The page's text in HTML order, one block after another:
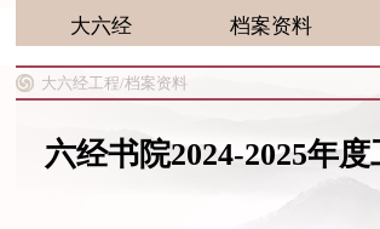
大六经
档案资料
大六经工程/档案资料
六经书院2024-2025年